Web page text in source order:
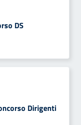
DS
Dirigenti